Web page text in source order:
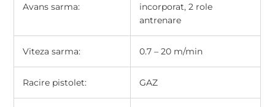
Avans sarma:
incorporat, 2 role
antrenare
Viteza sarma: 0.7 – 20 m/min
Racire pistolet: GAZ